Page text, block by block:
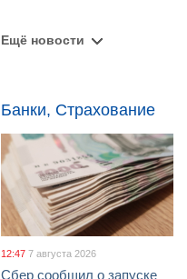
Ещё новости
Банки, Страхование
12:47 7 августа 2026
Сбер сообщил о запуске